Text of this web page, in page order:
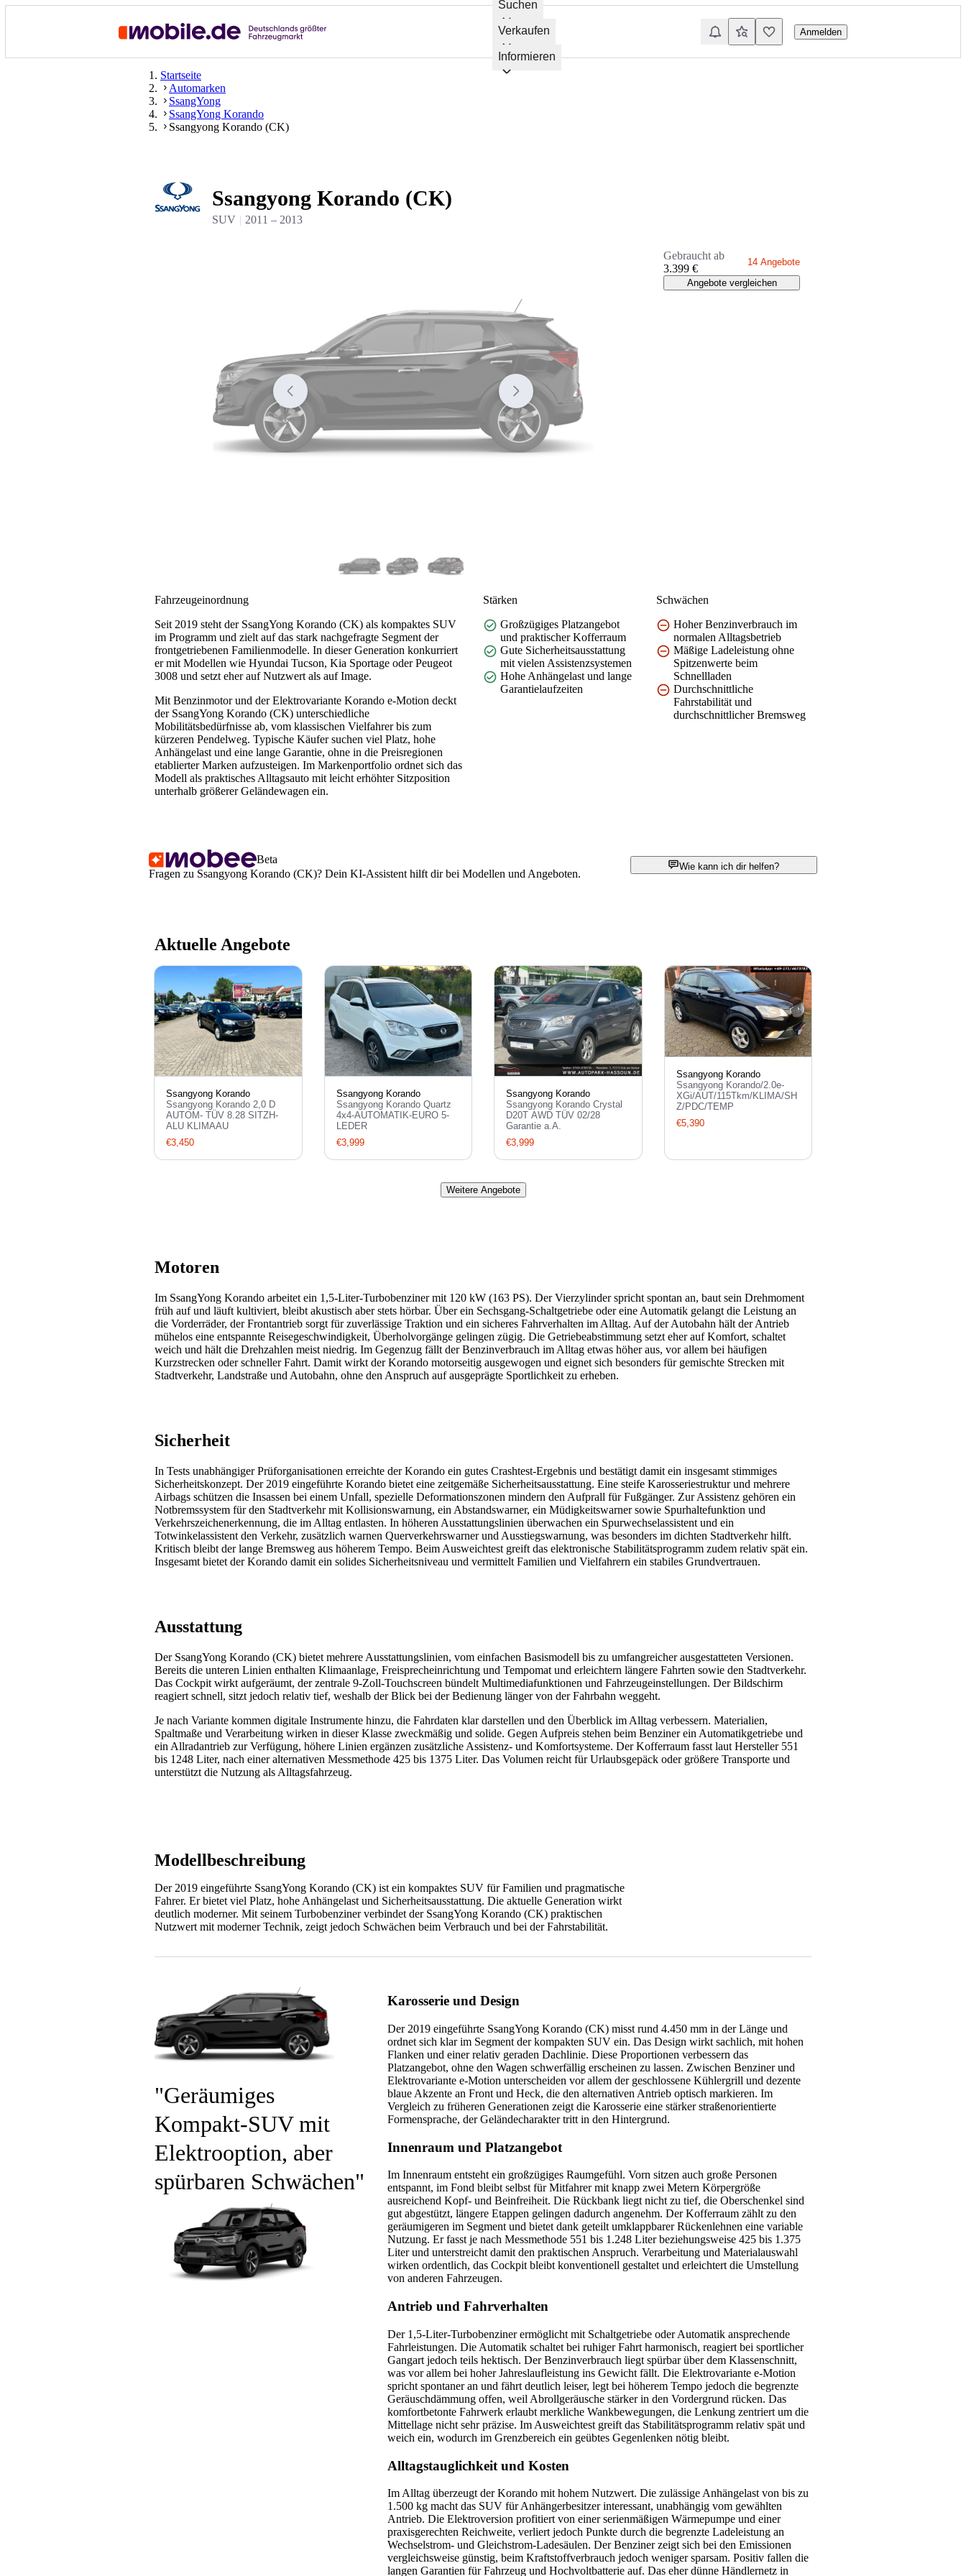
Suchen
Verkaufen
Informieren
Anmelden
Startseite
Automarken
SsangYong
SsangYong Korando
Ssangyong Korando (CK)
Ssangyong Korando (CK)
SUV 2011 – 2013
Gebraucht ab
3.399 €
14 Angebote
Angebote vergleichen
Fahrzeugeinordnung
Seit 2019 steht der SsangYong Korando (CK) als kompaktes SUV
im Programm und zielt auf das stark nachgefragte Segment der
frontgetriebenen Familienmodelle. In dieser Generation konkurriert
er mit Modellen wie Hyundai Tucson, Kia Sportage oder Peugeot
3008 und setzt eher auf Nutzwert als auf Image.
Mit Benzinmotor und der Elektrovariante Korando e-Motion deckt
der SsangYong Korando (CK) unterschiedliche
Mobilitätsbedürfnisse ab, vom klassischen Vielfahrer bis zum
kürzeren Pendelweg. Typische Käufer suchen viel Platz, hohe
Anhängelast und eine lange Garantie, ohne in die Preisregionen
etablierter Marken aufzusteigen. Im Markenportfolio ordnet sich das
Modell als praktisches Alltagsauto mit leicht erhöhter Sitzposition
unterhalb größerer Geländewagen ein.
Stärken
Großzügiges Platzangebot
und praktischer Kofferraum
Gute Sicherheitsausstattung
mit vielen Assistenzsystemen
Hohe Anhängelast und lange
Garantielaufzeiten
Schwächen
Hoher Benzinverbrauch im
normalen Alltagsbetrieb
Mäßige Ladeleistung ohne
Spitzenwerte beim
Schnellladen
Durchschnittliche
Fahrstabilität und
durchschnittlicher Bremsweg
Beta
Fragen zu Ssangyong Korando (CK)? Dein KI-Assistent hilft dir bei Modellen und Angeboten.
Wie kann ich dir helfen?
Aktuelle Angebote
Ssangyong Korando
Ssangyong Korando 2,0 D
AUTOM- TÜV 8.28 SITZH-
ALU KLIMAAU
€3,450
Ssangyong Korando
Ssangyong Korando Quartz
4x4-AUTOMATIK-EURO 5-
LEDER
€3,999
Ssangyong Korando
Ssangyong Korando Crystal
D20T AWD TÜV 02/28
Garantie a.A.
€3,999
Ssangyong Korando
Ssangyong Korando/2.0e-
XGi/AUT/115Tkm/KLIMA/SH
Z/PDC/TEMP
€5,390
Weitere Angebote
Motoren
Im SsangYong Korando arbeitet ein 1,5-Liter-Turbobenziner mit 120 kW (163 PS). Der Vierzylinder spricht spontan an, baut sein Drehmoment
früh auf und läuft kultiviert, bleibt akustisch aber stets hörbar. Über ein Sechsgang-Schaltgetriebe oder eine Automatik gelangt die Leistung an
die Vorderräder, der Frontantrieb sorgt für zuverlässige Traktion und ein sicheres Fahrverhalten im Alltag. Auf der Autobahn hält der Antrieb
mühelos eine entspannte Reisegeschwindigkeit, Überholvorgänge gelingen zügig. Die Getriebeabstimmung setzt eher auf Komfort, schaltet
weich und hält die Drehzahlen meist niedrig. Im Gegenzug fällt der Benzinverbrauch im Alltag etwas höher aus, vor allem bei häufigen
Kurzstrecken oder schneller Fahrt. Damit wirkt der Korando motorseitig ausgewogen und eignet sich besonders für gemischte Strecken mit
Stadtverkehr, Landstraße und Autobahn, ohne den Anspruch auf ausgeprägte Sportlichkeit zu erheben.
Sicherheit
In Tests unabhängiger Prüforganisationen erreichte der Korando ein gutes Crashtest-Ergebnis und bestätigt damit ein insgesamt stimmiges
Sicherheitskonzept. Der 2019 eingeführte Korando bietet eine zeitgemäße Sicherheitsausstattung. Eine steife Karosseriestruktur und mehrere
Airbags schützen die Insassen bei einem Unfall, spezielle Deformationszonen mindern den Aufprall für Fußgänger. Zur Assistenz gehören ein
Notbremssystem für den Stadtverkehr mit Kollisionswarnung, ein Abstandswarner, ein Müdigkeitswarner sowie Spurhaltefunktion und
Verkehrszeichenerkennung, die im Alltag entlasten. In höheren Ausstattungslinien überwachen ein Spurwechselassistent und ein
Totwinkelassistent den Verkehr, zusätzlich warnen Querverkehrswarner und Ausstiegswarnung, was besonders im dichten Stadtverkehr hilft.
Kritisch bleibt der lange Bremsweg aus höherem Tempo. Beim Ausweichtest greift das elektronische Stabilitätsprogramm zudem relativ spät ein.
Insgesamt bietet der Korando damit ein solides Sicherheitsniveau und vermittelt Familien und Vielfahrern ein stabiles Grundvertrauen.
Ausstattung
Der SsangYong Korando (CK) bietet mehrere Ausstattungslinien, vom einfachen Basismodell bis zu umfangreicher ausgestatteten Versionen.
Bereits die unteren Linien enthalten Klimaanlage, Freisprecheinrichtung und Tempomat und erleichtern längere Fahrten sowie den Stadtverkehr.
Das Cockpit wirkt aufgeräumt, der zentrale 9-Zoll-Touchscreen bündelt Multimediafunktionen und Fahrzeugeinstellungen. Der Bildschirm
reagiert schnell, sitzt jedoch relativ tief, weshalb der Blick bei der Bedienung länger von der Fahrbahn weggeht.
Je nach Variante kommen digitale Instrumente hinzu, die Fahrdaten klar darstellen und den Überblick im Alltag verbessern. Materialien,
Spaltmaße und Verarbeitung wirken in dieser Klasse zweckmäßig und solide. Gegen Aufpreis stehen beim Benziner ein Automatikgetriebe und
ein Allradantrieb zur Verfügung, höhere Linien ergänzen zusätzliche Assistenz- und Komfortsysteme. Der Kofferraum fasst laut Hersteller 551
bis 1248 Liter, nach einer alternativen Messmethode 425 bis 1375 Liter. Das Volumen reicht für Urlaubsgepäck oder größere Transporte und
unterstützt die Nutzung als Alltagsfahrzeug.
Modellbeschreibung
Der 2019 eingeführte SsangYong Korando (CK) ist ein kompaktes SUV für Familien und pragmatische
Fahrer. Er bietet viel Platz, hohe Anhängelast und Sicherheitsausstattung. Die aktuelle Generation wirkt
deutlich moderner. Mit seinem Turbobenziner verbindet der SsangYong Korando (CK) praktischen
Nutzwert mit moderner Technik, zeigt jedoch Schwächen beim Verbrauch und bei der Fahrstabilität.
Geräumiges
Kompakt-SUV mit
Elektrooption, aber
spürbaren Schwächen
Karosserie und Design
Der 2019 eingeführte SsangYong Korando (CK) misst rund 4.450 mm in der Länge und
ordnet sich klar im Segment der kompakten SUV ein. Das Design wirkt sachlich, mit hohen
Flanken und einer relativ geraden Dachlinie. Diese Proportionen verbessern das
Platzangebot, ohne den Wagen schwerfällig erscheinen zu lassen. Zwischen Benziner und
Elektrovariante e-Motion unterscheiden vor allem der geschlossene Kühlergrill und dezente
blaue Akzente an Front und Heck, die den alternativen Antrieb optisch markieren. Im
Vergleich zu früheren Generationen zeigt die Karosserie eine stärker straßenorientierte
Formensprache, der Geländecharakter tritt in den Hintergrund.
Innenraum und Platzangebot
Im Innenraum entsteht ein großzügiges Raumgefühl. Vorn sitzen auch große Personen
entspannt, im Fond bleibt selbst für Mitfahrer mit knapp zwei Metern Körpergröße
ausreichend Kopf- und Beinfreiheit. Die Rückbank liegt nicht zu tief, die Oberschenkel sind
gut abgestützt, längere Etappen gelingen dadurch angenehm. Der Kofferraum zählt zu den
geräumigeren im Segment und bietet dank geteilt umklappbarer Rückenlehnen eine variable
Nutzung. Er fasst je nach Messmethode 551 bis 1.248 Liter beziehungsweise 425 bis 1.375
Liter und unterstreicht damit den praktischen Anspruch. Verarbeitung und Materialauswahl
wirken ordentlich, das Cockpit bleibt konventionell gestaltet und erleichtert die Umstellung
von anderen Fahrzeugen.
Antrieb und Fahrverhalten
Der 1,5-Liter-Turbobenziner ermöglicht mit Schaltgetriebe oder Automatik ansprechende
Fahrleistungen. Die Automatik schaltet bei ruhiger Fahrt harmonisch, reagiert bei sportlicher
Gangart jedoch teils hektisch. Der Benzinverbrauch liegt spürbar über dem Klassenschnitt,
was vor allem bei hoher Jahreslaufleistung ins Gewicht fällt. Die Elektrovariante e-Motion
spricht spontaner an und fährt deutlich leiser, legt bei höherem Tempo jedoch die begrenzte
Geräuschdämmung offen, weil Abrollgeräusche stärker in den Vordergrund rücken. Das
komfortbetonte Fahrwerk erlaubt merkliche Wankbewegungen, die Lenkung zentriert um die
Mittellage nicht sehr präzise. Im Ausweichtest greift das Stabilitätsprogramm relativ spät und
weich ein, wodurch im Grenzbereich ein geübtes Gegenlenken nötig bleibt.
Alltagstauglichkeit und Kosten
Im Alltag überzeugt der Korando mit hohem Nutzwert. Die zulässige Anhängelast von bis zu
1.500 kg macht das SUV für Anhängerbesitzer interessant, unabhängig vom gewählten
Antrieb. Die Elektroversion profitiert von einer serienmäßigen Wärmepumpe und einer
praxisgerechten Reichweite, verliert jedoch Punkte durch die begrenzte Ladeleistung an
Wechselstrom- und Gleichstrom-Ladesäulen. Der Benziner zeigt sich bei den Emissionen
vergleichsweise günstig, beim Kraftstoffverbrauch jedoch weniger sparsam. Positiv fallen die
langen Garantien für Fahrzeug und Hochvoltbatterie auf. Das eher dünne Händlernetz in